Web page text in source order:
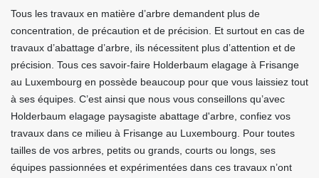
Tous les travaux en matière d’arbre demandent plus de
concentration, de précaution et de précision. Et surtout en cas de
travaux d’abattage d’arbre, ils nécessitent plus d’attention et de
précision. Tous ces savoir-faire Holderbaum elagage à Frisange
au Luxembourg en possède beaucoup pour que vous laissiez tout
à ses équipes. C’est ainsi que nous vous conseillons qu’avec
Holderbaum elagage paysagiste abattage d'arbre, confiez vos
travaux dans ce milieu à Frisange au Luxembourg. Pour toutes
tailles de vos arbres, petits ou grands, courts ou longs, ses
équipes passionnées et expérimentées dans ces travaux n’ont